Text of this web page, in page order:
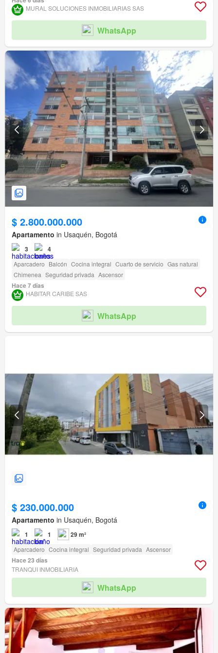
MURAL SOLUCIONES INMOBILIARIAS SAS
WhatsApp
$ 2.800.000.000
Apartamento in Usaquén, Bogotá
3 4
Aparcadero Balcón Cocina integral Cuarto de servicio Gas natural
Chimenea Seguridad privada Ascensor
Hace 7 días
HABITAR CARIBE SAS
WhatsApp
$ 230.000.000
Apartamento in Usaquén, Bogotá
1 1 29 m²
Aparcadero Cocina integral Seguridad privada Ascensor
Hace 23 días
TRANQUI INMOBILIARIA
WhatsApp